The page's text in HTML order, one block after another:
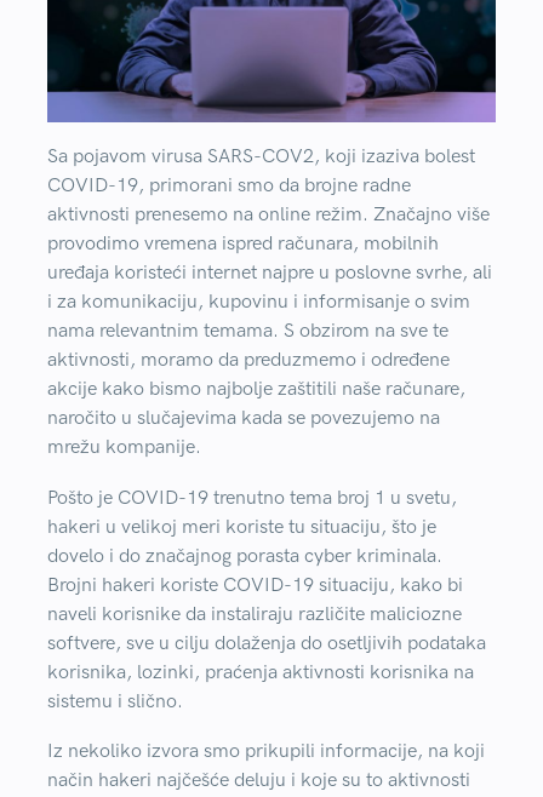
Sa pojavom virusa SARS-COV2, koji izaziva bolest
COVID-19, primorani smo da brojne radne
aktivnosti prenesemo na online režim. Značajno više
provodimo vremena ispred računara, mobilnih
uređaja koristeći internet najpre u poslovne svrhe, ali
i za komunikaciju, kupovinu i informisanje o svim
nama relevantnim temama. S obzirom na sve te
aktivnosti, moramo da preduzmemo i određene
akcije kako bismo najbolje zaštitili naše računare,
naročito u slučajevima kada se povezujemo na
mrežu kompanije.
Pošto je COVID-19 trenutno tema broj 1 u svetu,
hakeri u velikoj meri koriste tu situaciju, što je
dovelo i do značajnog porasta cyber kriminala.
Brojni hakeri koriste COVID-19 situaciju, kako bi
naveli korisnike da instaliraju različite maliciozne
softvere, sve u cilju dolaženja do osetljivih podataka
korisnika, lozinki, praćenja aktivnosti korisnika na
sistemu i slično.
Iz nekoliko izvora smo prikupili informacije, na koji
način hakeri najčešće deluju i koje su to aktivnosti